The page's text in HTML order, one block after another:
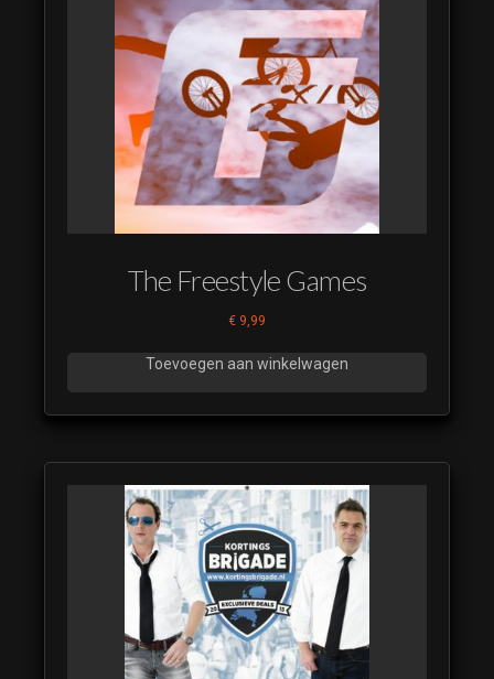
The Freestyle Games
€ 9,99
Toevoegen aan winkelwagen